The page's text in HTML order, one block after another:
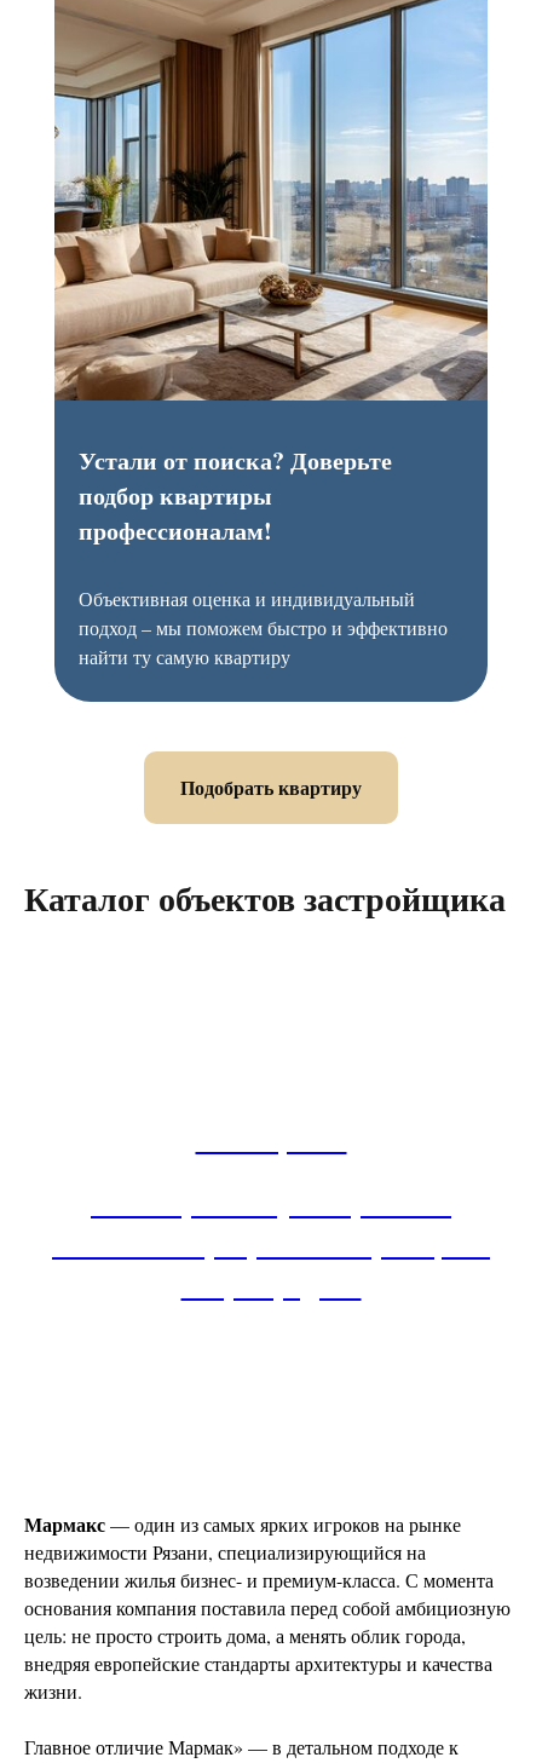
Устали от поиска? Доверьте
подбор квартиры
профессионалам!
Объективная оценка и индивидуальный
подход – мы поможем быстро и эффективно
найти ту самую квартиру
Подобрать квартиру
Каталог объектов застройщика
Мармакс— один из самых ярких игроков на рынке
недвижимости Рязани, специализирующийся на
возведении жилья бизнес- и премиум-класса. С момента
основания компания поставила перед собой амбициозную
цель: не просто строить дома, а менять облик города,
внедряя европейские стандарты архитектуры и качества
жизни.
Главное отличие Мармак» — в детальном подходе к